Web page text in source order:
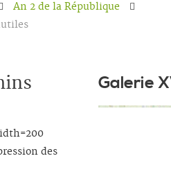
An 2 de la République
des
Galerie